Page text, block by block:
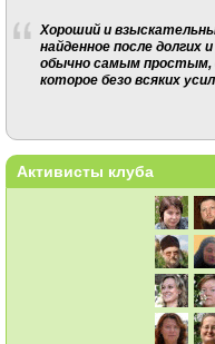
Хороший и
найденное после долгих
обычно самым
которое безо всяких
Активисты клуба